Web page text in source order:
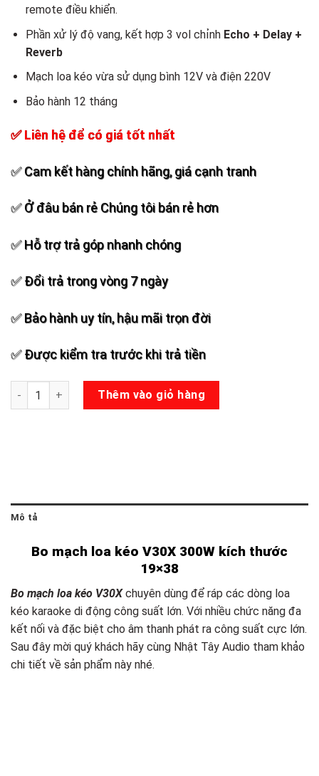
remote điều khiển.
Phần xử lý độ vang, kết hợp 3 vol chỉnh Echo + Delay +
Reverb
Mạch loa kéo vừa sử dụng bình 12V và điện 220V
Bảo hành 12 tháng
✅ Liên hệ để có giá tốt nhất
✅ Cam kết hàng chính hãng, giá cạnh tranh
✅ Ở đâu bán rẻ Chúng tôi bán rẻ hơn
✅ Hỗ trợ trả góp nhanh chóng
✅ Đổi trả trong vòng 7 ngày
✅ Bảo hành uy tín, hậu mãi trọn đời
✅ Được kiểm tra trước khi trả tiền
Bo mạch loa kéo V30X (19x38) số lượng
Thêm vào giỏ hàng
Mô tả
Bo mạch loa kéo V30X 300W kích thước
19×38
Bo mạch loa kéo V30Xchuyên dùng để ráp các dòng loa
kéo karaoke di động công suất lớn. Với nhiều chức năng đa
kết nối và đặc biệt cho âm thanh phát ra công suất cực lớn.
Sau đây mời quý khách hãy cùng Nhật Tây Audio tham khảo
chi tiết về sản phẩm này nhé.